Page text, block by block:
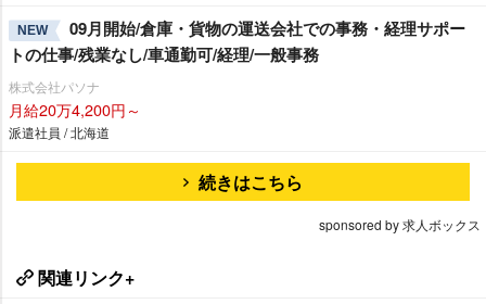
NEW
09月開始/倉庫・貨物の運送会社での事務・経理サポー
トの仕事/残業なし/車通勤可/経理/一般事務
株式会社パソナ
月給20万4,200円～
派遣社員 / 北海道
続きはこちら
sponsored by 求人ボックス
関連リンク+